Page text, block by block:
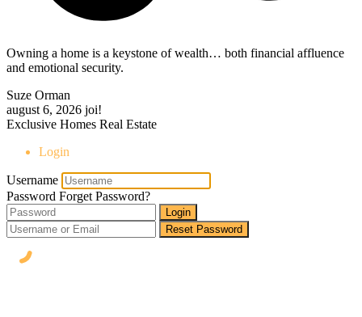
Owning a home is a keystone of wealth… both financial affluence
and emotional security.
Suze Orman
august 6, 2026 joi!
Exclusive Homes Real Estate
Login
Username
Password Forget Password?
Login
Reset Password